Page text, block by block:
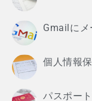
Gmailにメ
個人情報
パスポー